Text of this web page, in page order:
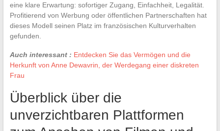
eine klare Erwartung: sofortiger Zugang, Einfachheit, Legalität.
Profitierend von Werbung oder öffentlichen Partnerschaften hat
dieses Modell seinen Platz im französischen Kulturverhalten
gefunden.
Auch interessant : Entdecken Sie das Vermögen und die
Herkunft von Anne Dewavrin, der Werdegang einer diskreten
Frau
Überblick über die
unverzichtbaren Plattformen